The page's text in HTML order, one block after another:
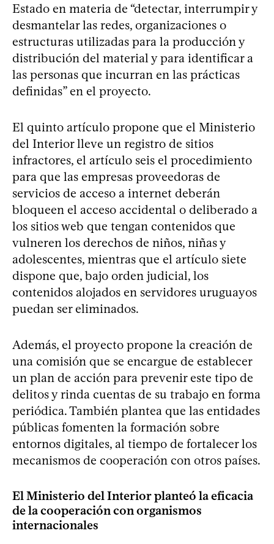
Estado en materia de “detectar, interrumpir y
desmantelar las redes, organizaciones o
estructuras utilizadas para la producción y
distribución del material y para identificar a
las personas que incurran en las prácticas
definidas” en el proyecto.
El quinto artículo propone que el Ministerio
del Interior lleve un registro de sitios
infractores, el artículo seis el procedimiento
para que las empresas proveedoras de
servicios de acceso a internet deberán
bloqueen el acceso accidental o deliberado a
los sitios web que tengan contenidos que
vulneren los derechos de niños, niñas y
adolescentes, mientras que el artículo siete
dispone que, bajo orden judicial, los
contenidos alojados en servidores uruguayos
puedan ser eliminados.
Además, el proyecto propone la creación de
una comisión que se encargue de establecer
un plan de acción para prevenir este tipo de
delitos y rinda cuentas de su trabajo en forma
periódica. También plantea que las entidades
públicas fomenten la formación sobre
entornos digitales, al tiempo de fortalecer los
mecanismos de cooperación con otros países.
El Ministerio del Interior planteó la eficacia
de la cooperación con organismos
internacionales